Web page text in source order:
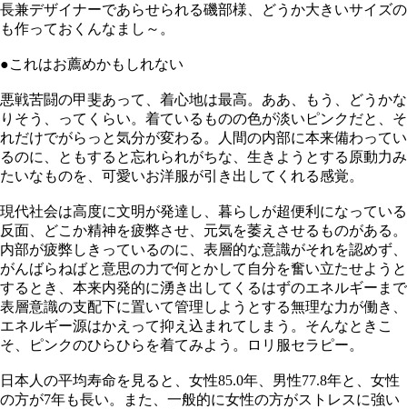
長兼デザイナーであらせられる磯部様、どうか大きいサイズの
も作っておくんなまし～。
●これはお薦めかもしれない
悪戦苦闘の甲斐あって、着心地は最高。ああ、もう、どうかな
りそう、ってくらい。着ているものの色が淡いピンクだと、そ
れだけでがらっと気分が変わる。人間の内部に本来備わってい
るのに、ともすると忘れられがちな、生きようとする原動力み
たいなものを、可愛いお洋服が引き出してくれる感覚。
現代社会は高度に文明が発達し、暮らしが超便利になっている
反面、どこか精神を疲弊させ、元気を萎えさせるものがある。
内部が疲弊しきっているのに、表層的な意識がそれを認めず、
がんばらねばと意思の力で何とかして自分を奮い立たせようと
するとき、本来内発的に湧き出してくるはずのエネルギーまで
表層意識の支配下に置いて管理しようとする無理な力が働き、
エネルギー源はかえって抑え込まれてしまう。そんなときこ
そ、ピンクのひらひらを着てみよう。ロリ服セラピー。
日本人の平均寿命を見ると、女性85.0年、男性77.8年と、女性
の方が7年も長い。また、一般的に女性の方がストレスに強い